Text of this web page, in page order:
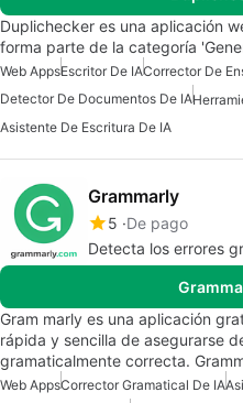
Duplichecker es una aplicación
forma parte de la categoría
Web AppsEscritor De IACorrector De
Detector De Documentos De IA
Asistente De Escritura De IA
Grammarly
5 De pago
Detecta los errores
Gram marly es una aplicación
rápida y sencilla de asegurarse
gramaticalmente correcta.
Web AppsCorrector Gramatical De IA